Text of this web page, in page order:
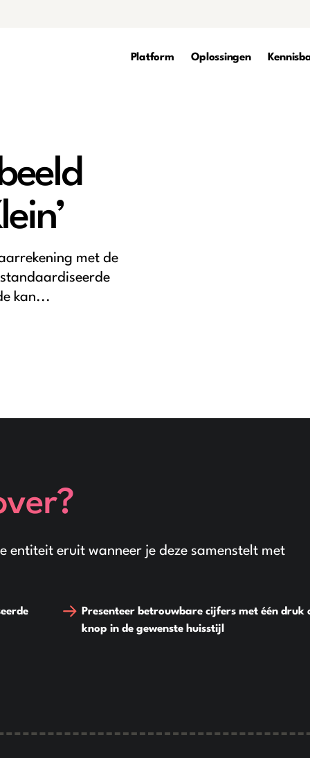
Platform Oplossingen
met de
kan...
entiteit eruit wanneer je deze samenstelt met
Presenteer betrouwbare cijfers met één druk
knop in de gewenste huisstijl